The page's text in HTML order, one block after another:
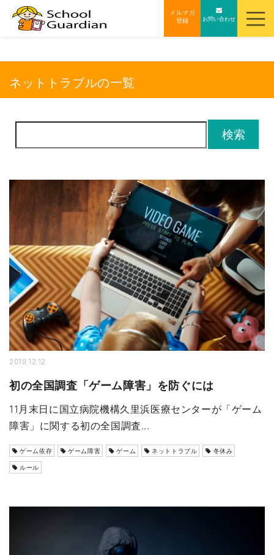
プ
す
メルマガ
登録 お問い合わせ
ネットトラブルの一覧
2019.12.12
初の全国調査「ゲーム障害」を防ぐには
11月末日に国立病院機構久里浜医療センターが「ゲーム
障害」に関する初の全国調査...
ゲーム依存 ゲーム障害 ゲーム ネットトラブル 冬休み
ルール